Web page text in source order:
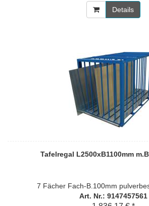
Details
Tafelregal L2500xB1100mm
7 Fächer Fach-B.100mm
Art. Nr.: 9147457561